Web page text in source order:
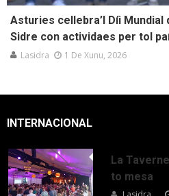
Asturies cellebra’l Díi Mundial
Sidre con actividaes per tol
Lasidra 1 De Xunu, 2026
INTERNACIONAL
La
to mesa